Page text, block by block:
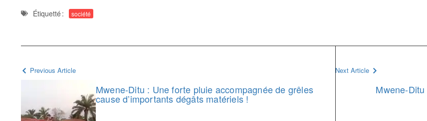
Étiquetté : société
Previous Article
Mwene-Ditu : Une forte pluie accompagnée de grêles
cause d’importants dégâts matériels !
Next Article
Mwene-